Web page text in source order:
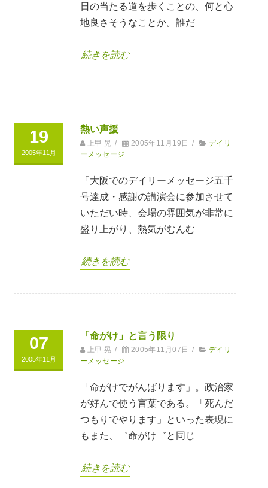
日の当たる道を歩くことの、何と心
地良さそうなことか。誰だ
続きを読む
19
2005年11月
熱い声援
上甲 晃 / 2005年11月19日 /
デイリ
ーメッセージ
「大阪でのデイリーメッセージ五千
号達成・感謝の講演会に参加させて
いただい時、会場の雰囲気が非常に
盛り上がり、熱気がむんむ
続きを読む
07
2005年11月
「命がけ」と言う限り
上甲 晃 / 2005年11月07日 /
デイリ
ーメッセージ
「命がけでがんばります」。政治家
が好んで使う言葉である。「死んだ
つもりでやります」といった表現に
もまた、゛命がけ゛と同じ
続きを読む